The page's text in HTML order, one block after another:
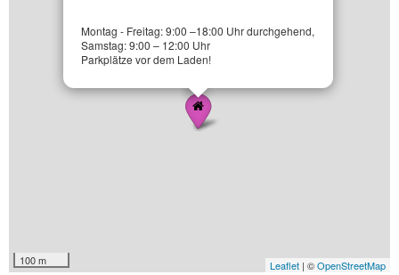
Montag - Freitag: 9:00 –18:00 Uhr durchgehend,
Samstag: 9:00 – 12:00 Uhr
Parkplätze vor dem Laden!
100 m Leaflet | ©OpenStreetMap